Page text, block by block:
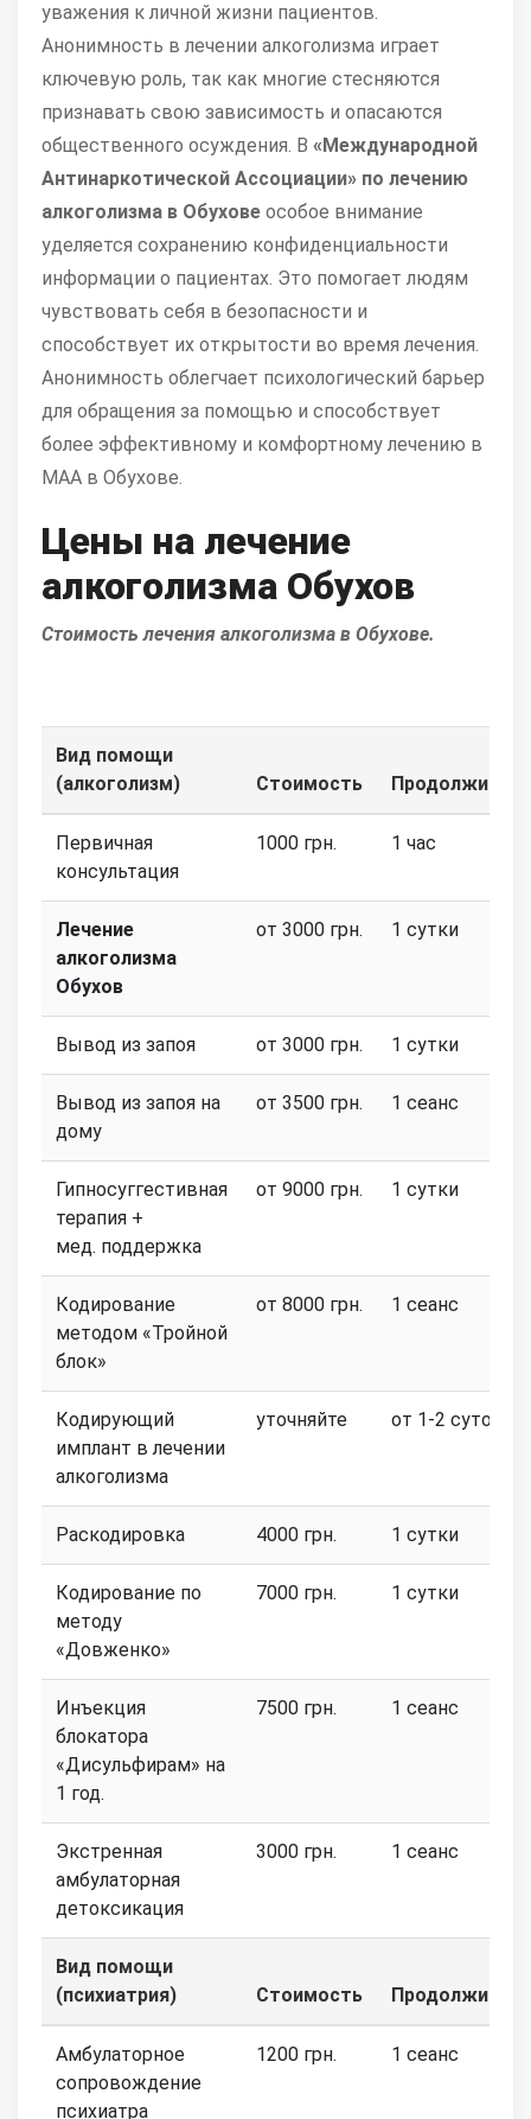
уважения к личной жизни пациентов.
Анонимность в лечении алкоголизма играет
ключевую роль, так как многие стесняются
признавать свою зависимость и опасаются
общественного осуждения. В «Международной
Антинаркотической Ассоциации» по лечению
алкоголизма в Обухове особое внимание
уделяется сохранению конфиденциальности
информации о пациентах. Это помогает людям
чувствовать себя в безопасности и
способствует их открытости во время лечения.
Анонимность облегчает психологический барьер
для обращения за помощью и способствует
более эффективному и комфортному лечению в
МАА в Обухове.
Цены на лечение
алкоголизма Обухов
Стоимость лечения алкоголизма в Обухове.
Вид помощи
(алкоголизм)
Стоимость
Первичная
консультация
1000 грн. 1 час
Лечение
алкоголизма
Обухов
от 3000 грн. 1 сутки
Вывод из запоя от 3000 грн. 1 сутки
Вывод из запоя на
дому
от 3500 грн. 1 сеанс
Гипносуггестивная
терапия +
мед. поддержка
от 9000 грн. 1 сутки
Кодирование
методом «Тройной
блок»
от 8000 грн. 1 сеанс
Кодирующий
имплант в лечении
алкоголизма
уточняйте от 1-2 суток
Раскодировка 4000 грн. 1 сутки
Кодирование по
методу
«Довженко»
7000 грн. 1 сутки
Инъекция
блокатора
«Дисульфирам» на
1 год.
7500 грн. 1 сеанс
Экстренная
амбулаторная
детоксикация
3000 грн. 1 сеанс
Вид помощи
(психиатрия)
Стоимость
Амбулаторное
сопровождение
психиатра
1200 грн. 1 сеанс